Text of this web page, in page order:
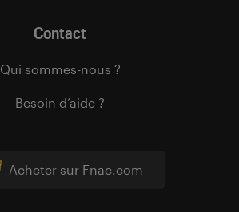
Acheter sur Fnac.com
Contact
Qui sommes-nous ?
Besoin d’aide ?